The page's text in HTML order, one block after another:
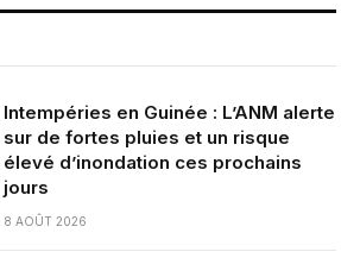
Intempéries en Guinée : L’ANM alerte
sur de fortes pluies et un risque
élevé d’inondation ces prochains
jours
8 AOÛT 2026